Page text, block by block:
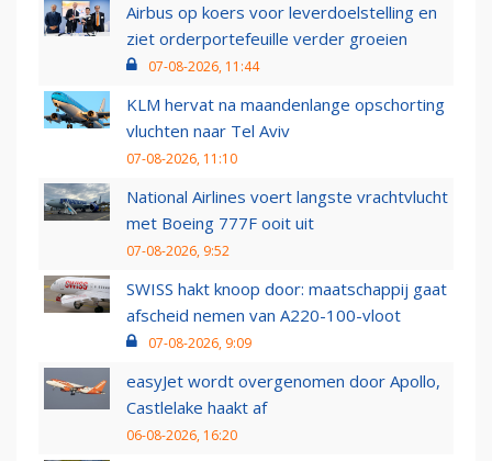
Airbus op koers voor leverdoelstelling en
ziet orderportefeuille verder groeien
07-08-2026, 11:44
KLM hervat na maandenlange opschorting
vluchten naar Tel Aviv
07-08-2026, 11:10
National Airlines voert langste vrachtvlucht
met Boeing 777F ooit uit
07-08-2026, 9:52
SWISS hakt knoop door: maatschappij gaat
afscheid nemen van A220-100-vloot
07-08-2026, 9:09
easyJet wordt overgenomen door Apollo,
Castlelake haakt af
06-08-2026, 16:20